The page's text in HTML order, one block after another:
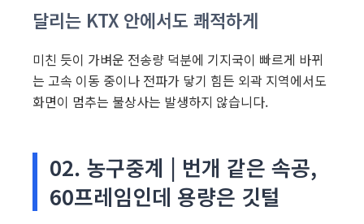
달리는 KTX 안에서도 쾌적하게
미친 듯이 가벼운 전송량 덕분에 기지국이 빠르게 바뀌
는 고속 이동 중이나 전파가 닿기 힘든 외곽 지역에서도
화면이 멈추는 불상사는 발생하지 않습니다.
02. 농구중계 | 번개 같은 속공,
60프레임인데 용량은 깃털